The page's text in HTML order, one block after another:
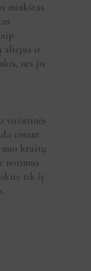
minkštas
aliejus ir
nes jis
viršutinės
einant
kraštų
norimus
tik šį